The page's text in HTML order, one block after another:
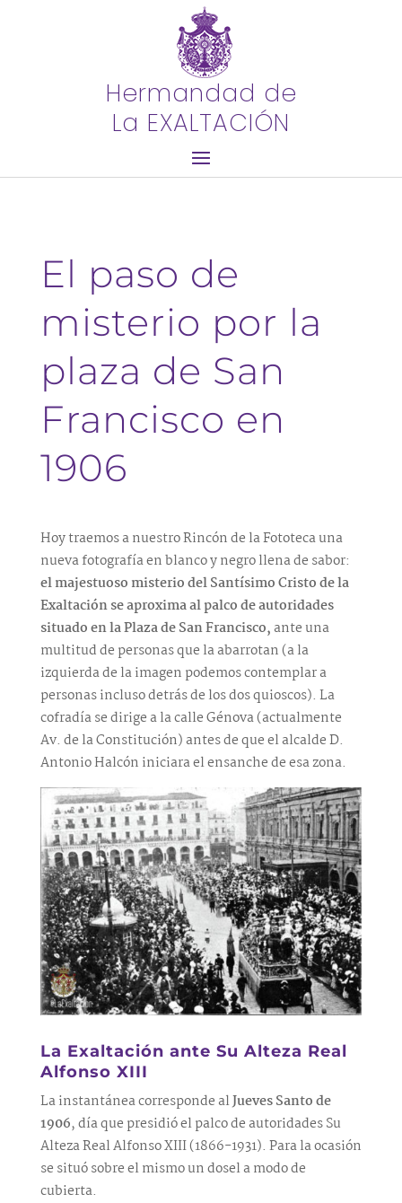
Hermandad de
La EXALTACIÓN
El paso de
misterio por la
plaza de San
Francisco en
1906
Hoy traemos a nuestro Rincón de la Fototeca una
nueva fotografía en blanco y negro llena de sabor:
el majestuoso misterio del Santísimo Cristo de la
Exaltación se aproxima al palco de autoridades
situado en la Plaza de San Francisco, ante una
multitud de personas que la abarrotan (a la
izquierda de la imagen podemos contemplar a
personas incluso detrás de los dos quioscos). La
cofradía se dirige a la calle Génova (actualmente
Av. de la Constitución) antes de que el alcalde D.
Antonio Halcón iniciara el ensanche de esa zona.
La Exaltación ante Su Alteza Real
Alfonso XIII
La instantánea corresponde alJueves Santo de
1906, día que presidió el palco de autoridades Su
Alteza Real Alfonso XIII (1866-1931). Para la ocasión
se situó sobre el mismo un dosel a modo de
cubierta.